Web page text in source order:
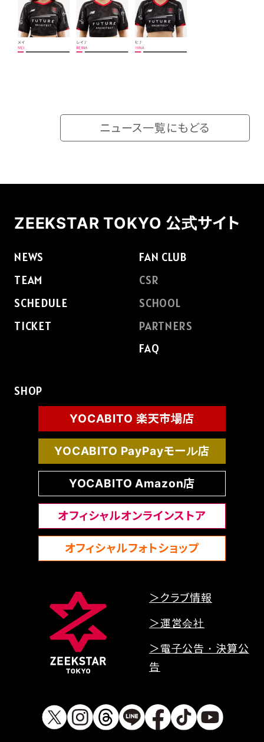
ニュース一覧にもどる
ZEEKSTAR TOKYO 公式サイト
NEWS
TEAM
SCHEDULE
TICKET
FAN CLUB
CSR
SCHOOL
PARTNERS
FAQ
SHOP
YOCABITO 楽天市場店
YOCABITO PayPayモール店
YOCABITO Amazon店
オフィシャルオンラインストア
オフィシャルフォトショップ
＞クラブ情報
＞運営会社
＞電子公告・決算公
告